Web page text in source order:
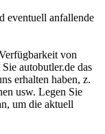
eventuell anfallende
von
autobutler.de das
erhalten haben, z.
usw. Legen Sie
um die aktuell